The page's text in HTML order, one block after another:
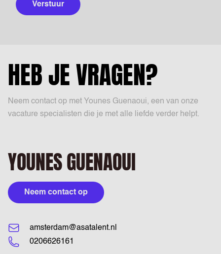
Verstuur
HEB JE VRAGEN?
Neem contact op met Younes Guenaoui, een van onze
vacature specialisten die je met alle liefde verder helpt.
YOUNES GUENAOUI
Neem contact op
amsterdam@asatalent.nl
0206626161